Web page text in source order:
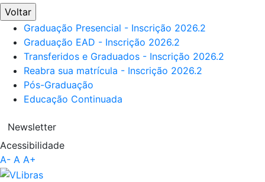
Voltar
Graduação Presencial - Inscrição 2026.2
Graduação EAD - Inscrição 2026.2
Transferidos e Graduados - Inscrição 2026.2
Reabra sua matrícula - Inscrição 2026.2
Pós-Graduação
Educação Continuada
Newsletter
Acessibilidade
A- A A+